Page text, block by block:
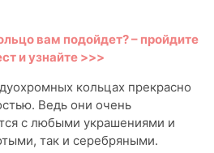
вам подойдет? – пройдите
и узнайте >>>
кольцах прекрасно
Ведь они очень
с любыми украшениями и
так и серебряными.